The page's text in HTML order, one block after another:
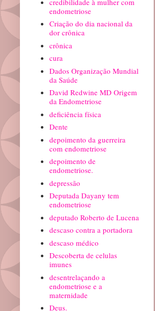
endometriose
Criação do dia nacional da
dor crônica
crônica
cura
Dados Organização Mundial
da Saúde
David Redwine MD Origem
da Endometriose
deficiência física
Dente
depoimento da guerreira
com endometriose
depoimento de
endometriose.
depressão
Deputada Dayany tem
endometriose
deputado Roberto de Lucena
descaso contra a portadora
descaso médico
Descoberta de celulas
imunes
desentrelaçando a
endometriose e a
maternidade
Deus.